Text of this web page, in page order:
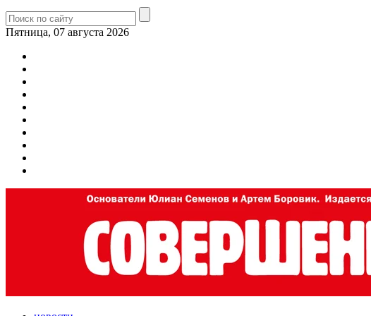
Пятница, 07 августа 2026